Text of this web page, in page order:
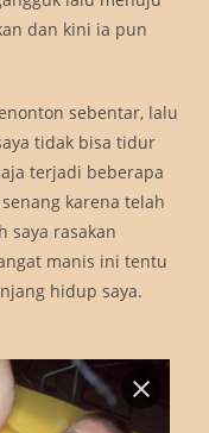
dan kini ia pun
sebentar, lalu
tidak bisa tidur
terjadi beberapa
karena telah
saya rasakan
manis ini tentu
hidup saya.